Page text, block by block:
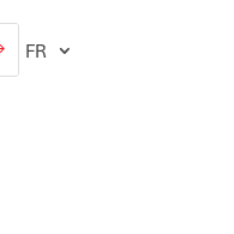
FR